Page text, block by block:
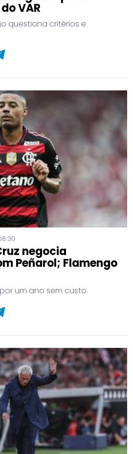
VAR
questiona critérios e
negocia
Peñarol; Flamengo
um ano sem custo.